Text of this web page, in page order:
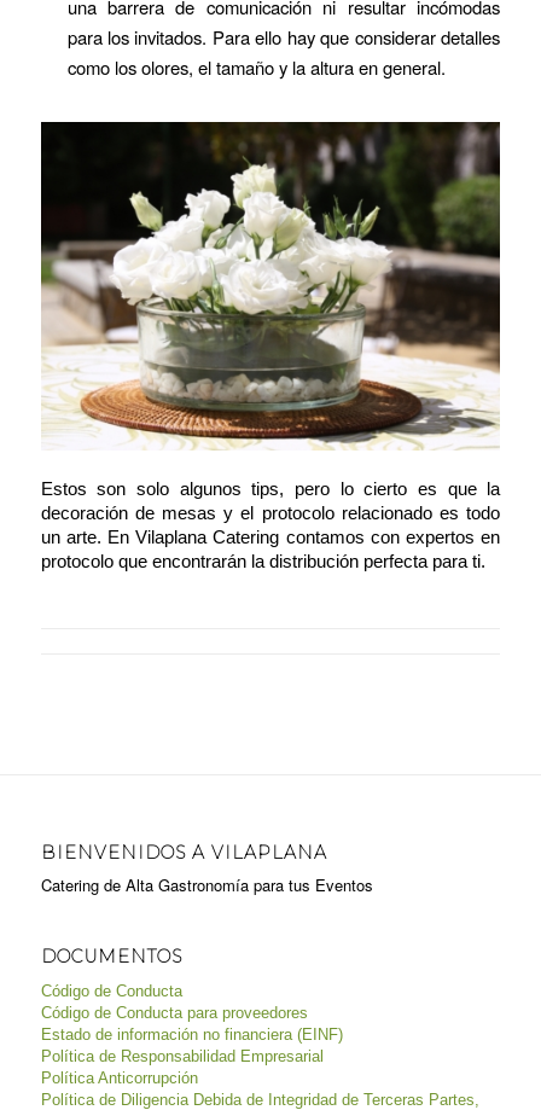
una barrera de comunicación ni resultar incómodas
para los invitados. Para ello hay que considerar detalles
como los olores, el tamaño y la altura en general.
Estos son solo algunos tips, pero lo cierto es que la
decoración de mesas y el protocolo relacionado es todo
un arte. En Vilaplana Catering contamos con expertos en
protocolo que encontrarán la distribución perfecta para ti.
BIENVENIDOS A VILAPLANA
Catering de Alta Gastronomía para tus Eventos
DOCUMENTOS
Código de Conducta
Código de Conducta para proveedores
Estado de información no financiera (EINF)
Política de Responsabilidad Empresarial
Política Anticorrupción
Política de Diligencia Debida de Integridad de Terceras Partes,